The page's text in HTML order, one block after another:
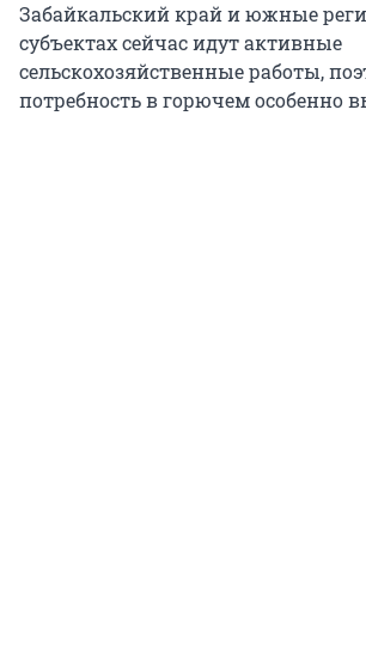
Забайкальский край и южные
субъектах сейчас идут активные
сельскохозяйственные работы,
потребность в горючем особенно